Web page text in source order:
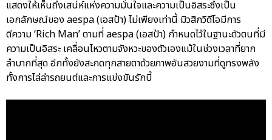
แสดงให้เห็นถึงเสน่ห์แห่งความมั่นใจและความเป็นอิสระซึ่งเป็น
เอกลักษณ์ของ aespa (เอสป้า) ไม่เพียงเท่านี้ มิวสิกวิดีโอมีการ
ตีความ ‘Rich Man’ ตามที่ aespa (เอสป้า) กำหนดไว้ในฐานะตัวตนที่มี
ความเป็นอิสระ เคลื่อนไหวตามจังหวะของตัวเองแม้ในช่วงเวลาที่ยาก
ลำบากที่สุด อีกทั้งยังสะกดทุกสายตาด้วยภาพอันสวยงามที่ดูทรงพลัง
ทั้งการไล่ล่ารถยนต์และการแข่งขันรักบี้